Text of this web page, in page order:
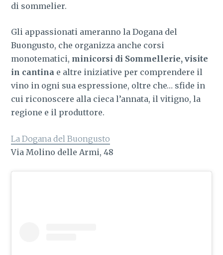
di sommelier.
Gli appassionati ameranno la Dogana del
Buongusto, che organizza anche corsi
monotematici, minicorsi di Sommellerie, visite
in cantina e altre iniziative per comprendere il
vino in ogni sua espressione, oltre che… sfide in
cui riconoscere alla cieca l’annata, il vitigno, la
regione e il produttore.
La Dogana del Buongusto
Via Molino delle Armi, 48